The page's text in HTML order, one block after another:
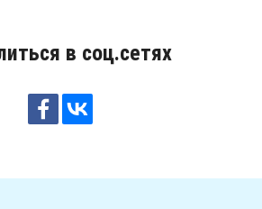
в соц.сетях